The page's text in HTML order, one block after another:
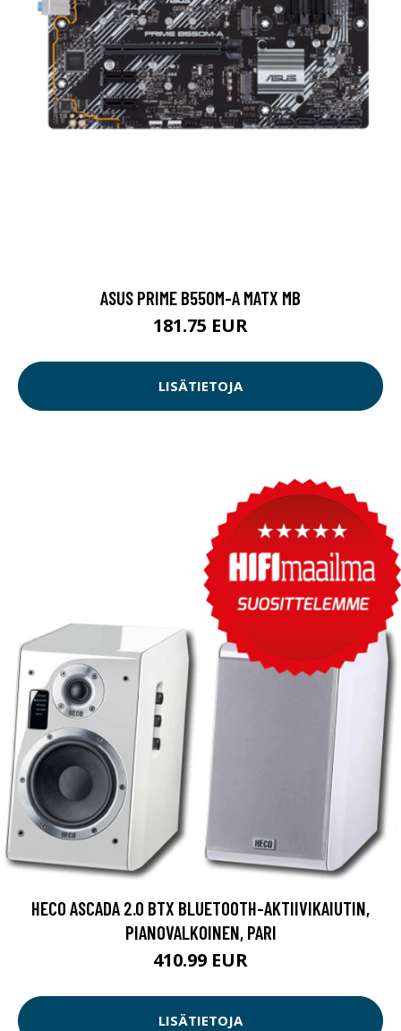
ASUS PRIME B550M-A MATX MB
181.75 EUR
LISÄTIETOJA
HECO ASCADA 2.0 BTX BLUETOOTH-AKTIIVIKAIUTIN,
PIANOVALKOINEN, PARI
410.99 EUR
LISÄTIETOJA